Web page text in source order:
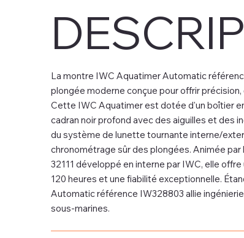
La montre IWC Aquatimer Automatic
plongée moderne conçue pour offrir
Cette IWC Aquatimer est dotée d'un boîtier
cadran noir profond avec des aiguilles et des
du système de lunette tournante interne/
chronométrage sûr des plongées. Animée
32111 développé en interne par IWC, elle
120 heures et une fiabilité exceptionnelle.
Automatic référence IW328803 allie
sous-marines.